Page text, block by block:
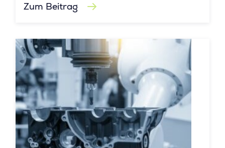
Zum Beitrag